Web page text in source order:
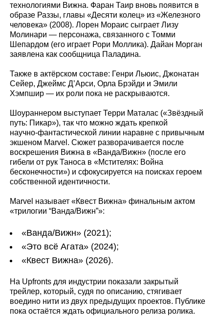
технологиями Вижна. Фаран Таир вновь появится в
образе Раззы, главы «Десяти колец» из «Железного
человека» (2008). Лорен Мораис сыграет Лизу
Молинари — персонажа, связанного с Томми
Шепардом (его играет Рори Моллика). Дайан Морган
заявлена как сообщница Паладина.
Также в актёрском составе: Генри Льюис, Джонатан
Сейер, Джеймс Д’Арси, Орла Брэйди и Эмили
Хэмпшир — их роли пока не раскрываются.
Шоураннером выступает Терри Маталас («Звёздный
путь: Пикар»), так что можно ждать крепкой
научно‑фантастической линии наравне с привычным
экшеном Marvel. Сюжет разворачивается после
воскрешения Вижна в «Ванда/Вижн» (после его
гибели от рук Таноса в «Мстителях: Война
бесконечности») и сфокусируется на поисках героем
собственной идентичности.
Marvel называет «Квест Вижна» финальным актом
«трилогии “Ванда/Вижн”»:
«Ванда/Вижн» (2021);
«Это всё Агата» (2024);
«Квест Вижна» (2026).
На Upfronts для индустрии показали закрытый
трейлер, который, судя по описанию, стягивает
воедино нити из двух предыдущих проектов. Публике
пока остаётся ждать официального релиза ролика.